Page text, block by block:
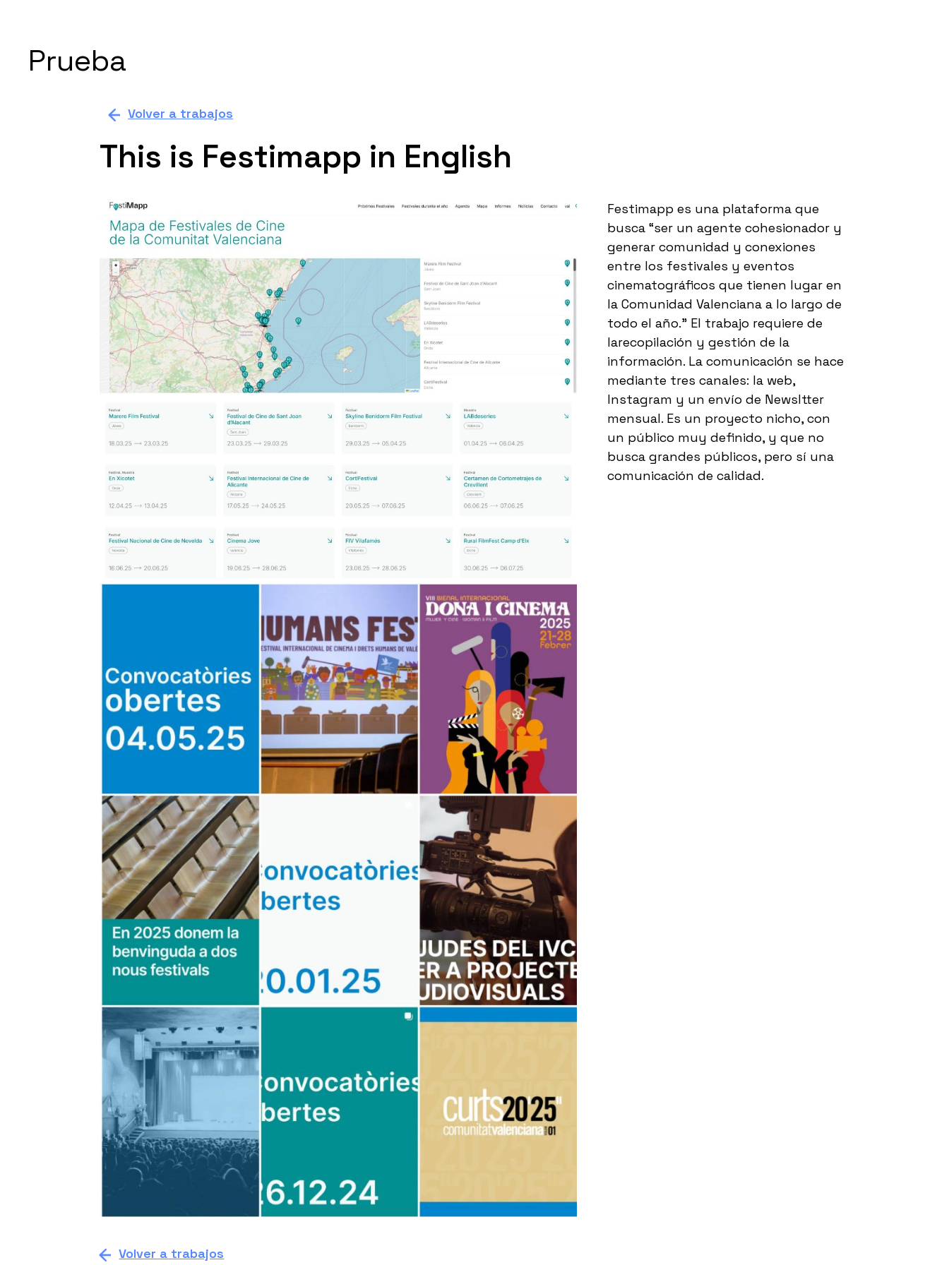
Prueba
Volver a trabajos
This is Festimapp in English
Festimapp es una plataforma que
busca “ser un agente cohesionador y
generar comunidad y conexiones
entre los festivales y eventos
cinematográficos que tienen lugar en
la Comunidad Valenciana a lo largo de
todo el año.” El trabajo requiere de
larecopilación y gestión de la
información. La comunicación se hace
mediante tres canales: la web,
Instagram y un envío de Newsltter
mensual. Es un proyecto nicho, con
un público muy definido, y que no
busca grandes públicos, pero sí una
comunicación de calidad.
Volver a trabajos